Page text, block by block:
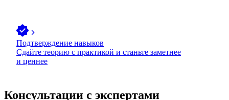
Подтверждение навыков
Сдайте теорию с практикой и станьте заметнее
и ценнее
Консультации с экспертами